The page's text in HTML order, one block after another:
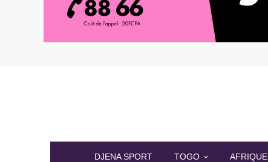
DJENA SPORT TOGO AFRIQUE